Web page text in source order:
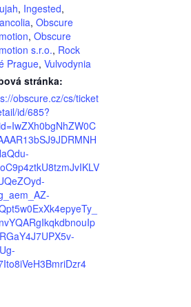
, Ingested,
, Obscure
, Obscure
s.r.o., Rock
Prague, Vulvodynia
stránka:
obscure.cz/cs/ticket
id/685?